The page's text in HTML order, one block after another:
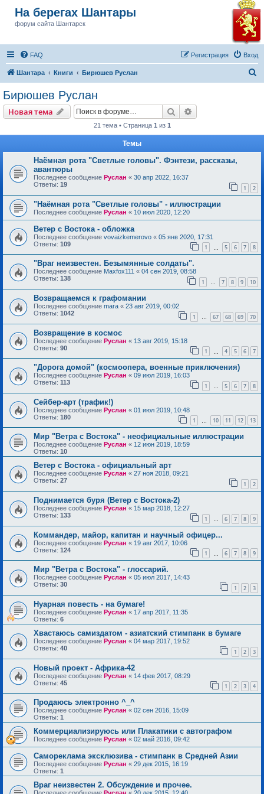
На берегах Шантары
форум сайта Шантарск
FAQ Вход
Регистрация
Шантара Книги Бирюшев Руслан
Бирюшев Руслан
Новая тема Поиск
21 тема • Страница 1 из 1
Темы
Наёмная рота "Светлые головы". Фэнтези, рассказы,
авантюры
Последнее сообщение Руслан « 30 апр 2022, 16:37
Ответы: 19 1 2
"Наёмная рота "Светлые головы" - иллюстрации
Последнее сообщение Руслан « 10 июл 2020, 12:20
Ветер с Востока - обложка
Последнее сообщение vovaizkemerovo « 05 янв 2020, 17:31
Ответы: 109 1 5 6 7 8
"Враг неизвестен. Безымянные солдаты".
Последнее сообщение Maxfox111 « 04 сен 2019, 08:58
Ответы: 138 1 … 7 8 9 10
Возвращаемся к графомании
Последнее сообщение mara « 23 авг 2019, 00:02
Ответы: 1042 1 … 67 68 69 70
Возвращение в космос
Последнее сообщение Руслан « 13 авг 2019, 15:18
Ответы: 90 1 4 5 6 7
"Дорога домой" (космоопера, военные приключения)
Последнее сообщение Руслан « 09 июл 2019, 16:03
Ответы: 113 1 … 5 6 7 8
Сейбер-арт (трафик!)
Последнее сообщение Руслан « 01 июл 2019, 10:48
Ответы: 180 1 10 11 12 13
Мир "Ветра с Востока" - неофициальные иллюстрации
Последнее сообщение Руслан « 12 июн 2019, 18:59
Ответы: 10
Ветер с Востока - официальный арт
Последнее сообщение Руслан « 27 ноя 2018, 09:21
Ответы: 27 1 2
Поднимается буря (Ветер с Востока-2)
Последнее сообщение Руслан « 15 мар 2018, 12:27
Ответы: 133 1 … 6 7 8 9
Коммандер, майор, капитан и научный офицер...
Последнее сообщение Руслан « 19 авг 2017, 10:06
Ответы: 124 1 6 7 8 9
Мир "Ветра с Востока" - глоссарий.
Последнее сообщение Руслан « 05 июл 2017, 14:43
Ответы: 30 1 2 3
Нуарная повесть - на бумаге!
Последнее сообщение Руслан « 17 апр 2017, 11:35
Ответы: 6
Хвастаюсь самиздатом - азиатский стимпанк в бумаге
Последнее сообщение Руслан « 04 мар 2017, 19:52
Ответы: 40 1 2 3
Новый проект - Африка-42
Последнее сообщение Руслан « 14 фев 2017, 08:29
Ответы: 45 1 2 3 4
Продаюсь электронно ^_^
Последнее сообщение Руслан « 02 сен 2016, 15:09
Ответы: 1
Коммерциализируюсь или Плакатики с автографом
Последнее сообщение Руслан « 02 май 2016, 09:42
Самореклама эксклюзива - стимпанк в Средней Азии
Последнее сообщение Руслан « 29 дек 2015, 16:19
Ответы: 1
Враг неизвестен 2. Обсуждение и прочее.